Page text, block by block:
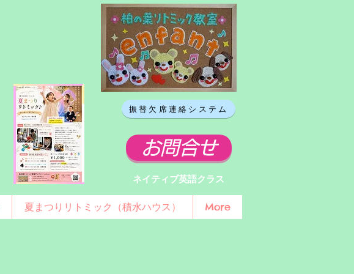
振替欠席連絡システム
お問合せ
ネイティブ英語クラス
夏まつりリトミック（積水ハウス） More